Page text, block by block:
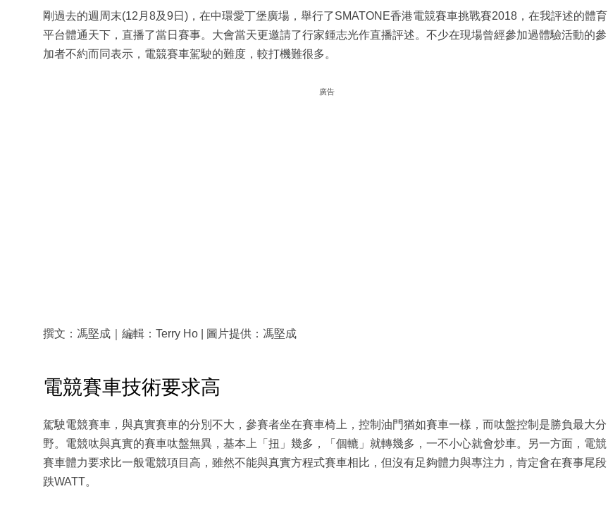
剛過去的週周末(12月8及9日)，在中環愛丁堡廣場，舉行了SMATONE香港電競賽車挑戰賽2018，在我評述的體育
平台體通天下，直播了當日賽事。大會當天更邀請了行家鍾志光作直播評述。不少在現場曾經參加過體驗活動的參
加者不約而同表示，電競賽車駕駛的難度，較打機難很多。
廣告
撰文：馮堅成｜編輯：Terry Ho | 圖片提供：馮堅成
電競賽車技術要求高
駕駛電競賽車，與真實賽車的分別不大，參賽者坐在賽車椅上，控制油門猶如賽車一樣，而呔盤控制是勝負最大分
野。電競呔與真實的賽車呔盤無異，基本上「扭」幾多，「個轆」就轉幾多，一不小心就會炒車。另一方面，電競
賽車體力要求比一般電競項目高，雖然不能與真實方程式賽車相比，但沒有足夠體力與專注力，肯定會在賽事尾段
跌WATT。